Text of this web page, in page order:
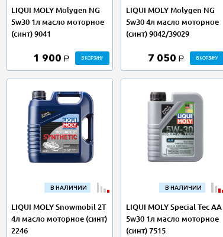
LIQUI MOLY Molygen NG
5w30 1л масло моторное
(синт) 9041
1 900 a В КОРЗИНУ
LIQUI MOLY Molygen NG
5w30 4л масло моторное
(синт) 9042/39029
7 050 a В КОРЗИНУ
В НАЛИЧИИ
LIQUI MOLY Snowmobil 2T
4л масло моторное (синт)
2246
В НАЛИЧИИ
LIQUI MOLY Special Tec AA
5w30 1л масло моторное
(синт) 7515